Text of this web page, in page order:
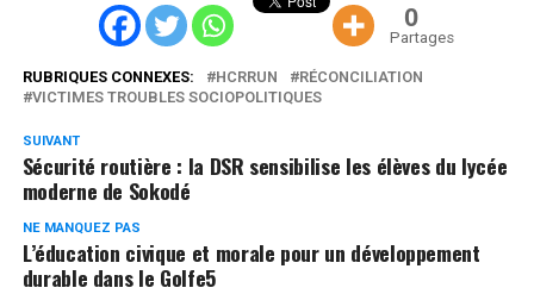
0
Partages
RUBRIQUES CONNEXES: HCRRUN
RÉCONCILIATION
VICTIMES TROUBLES SOCIOPOLITIQUES
SUIVANT
Sécurité routière : la DSR sensibilise les élèves du lycée
moderne de Sokodé
NE MANQUEZ PAS
L’éducation civique et morale pour un développement
durable dans le Golfe5